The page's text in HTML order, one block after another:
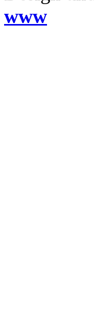
www